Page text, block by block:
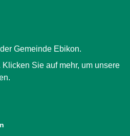
Gemeinde Ebikon.
Sie auf mehr, um unsere